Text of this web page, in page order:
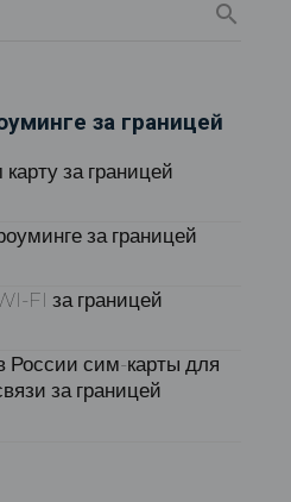
за границей
за границей
за границей
FI за границей
России сим-карты для
за границей